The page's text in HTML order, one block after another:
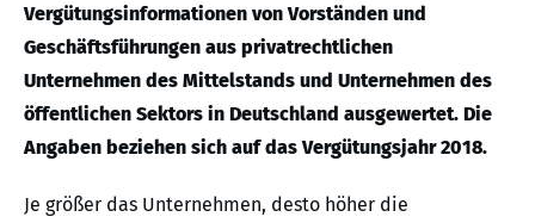
Vergütungsinformationen von Vorständen und
Geschäftsführungen aus privatrechtlichen
Unternehmen des Mittelstands und Unternehmen des
öffentlichen Sektors in Deutschland ausgewertet. Die
Angaben beziehen sich auf das Vergütungsjahr 2018.
Je größer das Unternehmen, desto höher die